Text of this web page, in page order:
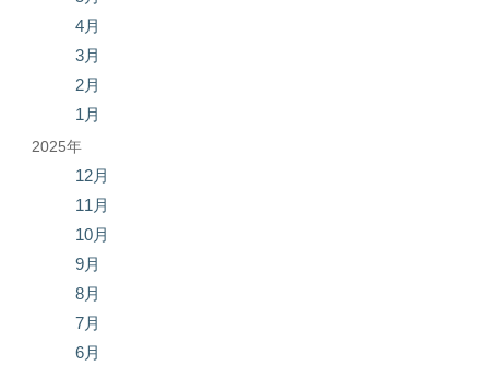
4月
3月
2月
1月
2025年
12月
11月
10月
9月
8月
7月
6月